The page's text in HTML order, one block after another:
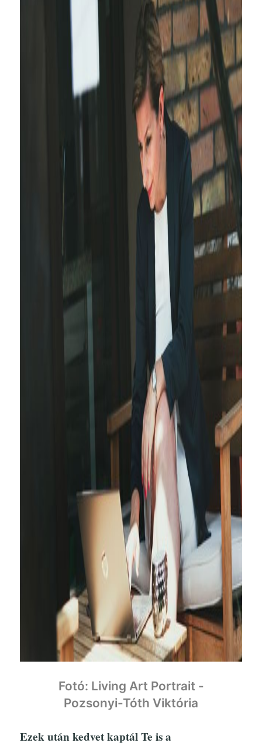
Fotó: Living Art Portrait -
Pozsonyi-Tóth Viktória
Ezek után kedvet kaptál Te is a